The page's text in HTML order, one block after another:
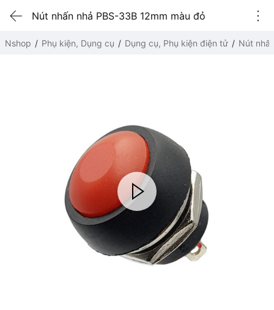
Nút nhấn nhả PBS-33B 12mm màu đỏ
Nshop Phụ kiện, Dụng cụ Dụng cụ, Phụ kiện điện tử Nút